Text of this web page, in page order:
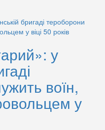
у
воїн,
у